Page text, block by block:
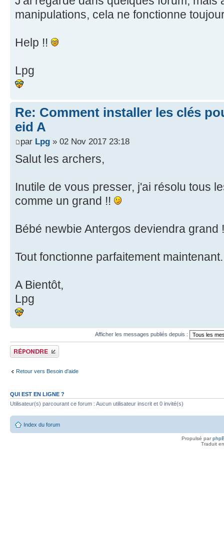
manipulations, cela ne fonctionne
Help !!
Lpg
Re: Comment installer les clés
eid A
par Lpg » 02 Nov 2017 23:18
Salut les archers,
Inutile de vous presser, j'ai résolu tous
comme un grand !!
Bébé newbie Antergos deviendra grand
Tout fonctionne parfaitement
A Bientôt,
Lpg
Afficher les messages publiés depuis :
Publier une réponse
Retour vers Besoin d'aide
QUI EST EN LIGNE ?
Utilisateur(s) parcourant ce forum : Aucun utilisateur inscrit et 0 invité(s)
Index du forum
Propulsé par
Traduit